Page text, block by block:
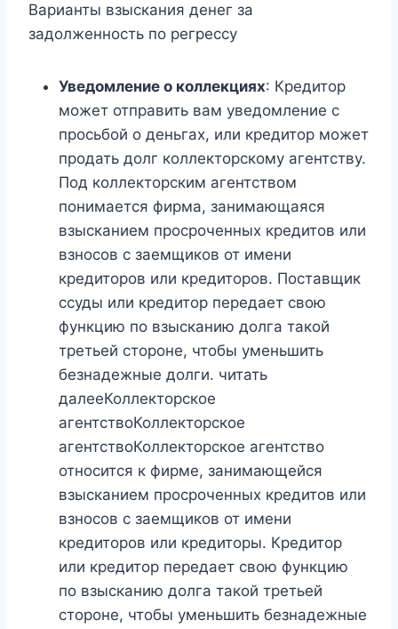
Варианты взыскания денег за
задолженность по регрессу
Уведомление о коллекциях: Кредитор
может отправить вам уведомление с
просьбой о деньгах, или кредитор может
продать долг коллекторскому агентству.
Под коллекторским агентством
понимается фирма, занимающаяся
взысканием просроченных кредитов или
взносов с заемщиков от имени
кредиторов или кредиторов. Поставщик
ссуды или кредитор передает свою
функцию по взысканию долга такой
третьей стороне, чтобы уменьшить
безнадежные долги. читать
далееКоллекторское
агентствоКоллекторское
агентствоКоллекторское агентство
относится к фирме, занимающейся
взысканием просроченных кредитов или
взносов с заемщиков от имени
кредиторов или кредиторы. Кредитор
или кредитор передает свою функцию
по взысканию долга такой третьей
стороне, чтобы уменьшить безнадежные